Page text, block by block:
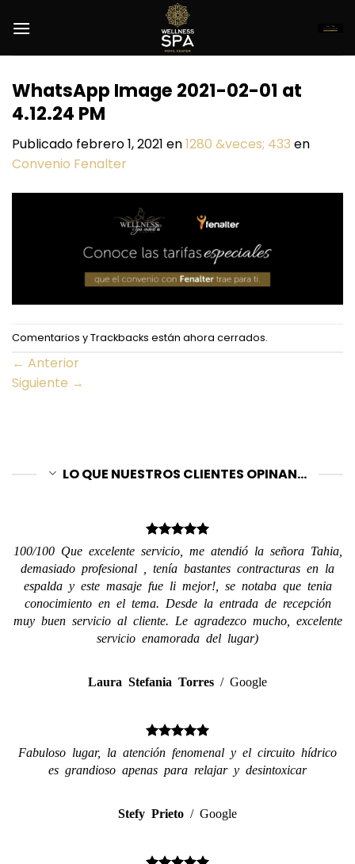
WhatsApp Image 2021-02-01 at
4.12.24 PM
Publicado febrero 1, 2021 en1280 &veces; 433 en
Convenio Fenalter
Comentarios y Trackbacks están ahora cerrados.
← Anterior
Siguiente →
LO QUE NUESTROS CLIENTES OPINAN...
100/100 Que excelente servicio, me atendió la señora Tahia,
demasiado profesional , tenía bastantes contracturas en la
espalda y este masaje fue li mejor!, se notaba que tenia
conocimiento en el tema. Desde la entrada de recepción
muy buen servicio al cliente. Le agradezco mucho, excelente
servicio enamorada del lugar)
Laura Stefania Torres / Google
Fabuloso lugar, la atención fenomenal y el circuito hídrico
es grandioso apenas para relajar y desintoxicar
Stefy Prieto / Google